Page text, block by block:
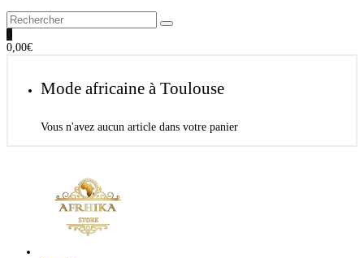
0
0,00€
Mode africaine à Toulouse
Vous n'avez aucun article dans votre panier